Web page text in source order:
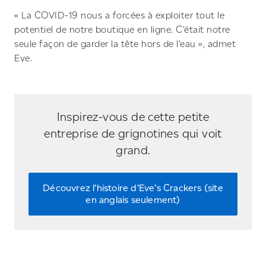
« La COVID-19 nous a forcées à exploiter tout le
potentiel de notre boutique en ligne. C’était notre
seule façon de garder la tête hors de l’eau », admet
Eve.
Inspirez-vous de cette petite
entreprise de grignotines qui voit
grand.
Découvrez l’histoire d’Eve’s Crackers (site
en anglais seulement)